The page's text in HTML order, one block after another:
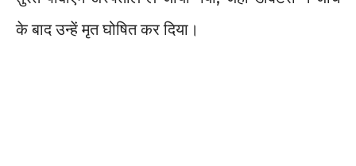
के बाद उन्हें मृत घोषित कर दिया।